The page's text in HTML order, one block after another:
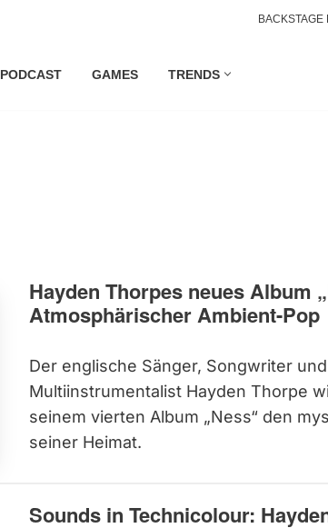
BACKSTAGE
PODCAST GAMES TRENDS
Hayden Thorpes neues Album
Atmosphärischer Ambient-Pop
Der englische Sänger, Songwriter und
Multiinstrumentalist Hayden Thorpe
seinem vierten Album „Ness“ den
seiner Heimat.
Sounds in Technicolour: